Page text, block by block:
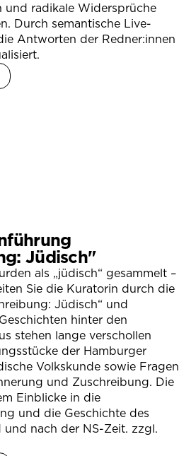
und radikale Widersprüche
Durch semantische Live-
Antworten der Redner:innen
Jüdisch"
als „jüdisch“ gesammelt –
Sie die Kuratorin durch die
Jüdisch“ und
hinter den
stehen lange verschollen
der Hamburger
Volkskunde sowie Fragen
und Zuschreibung. Die
Einblicke in die
und die Geschichte des
und nach der NS-Zeit. zzgl.